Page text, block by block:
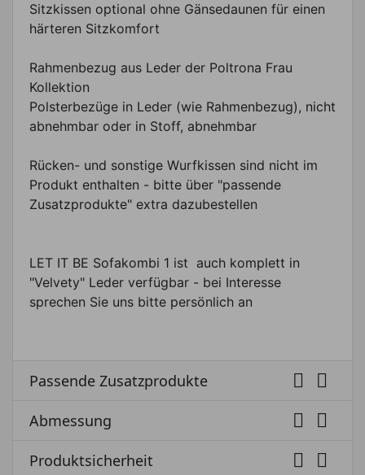
Sitzkissen optional ohne Gänsedaunen für einen
härteren Sitzkomfort
Rahmenbezug aus Leder der Poltrona Frau
Kollektion
Polsterbezüge in Leder (wie Rahmenbezug), nicht
abnehmbar oder in Stoff, abnehmbar
Rücken- und sonstige Wurfkissen sind nicht im
Produkt enthalten - bitte über "passende
Zusatzprodukte" extra dazubestellen
LET IT BE Sofakombi 1 ist auch komplett in
"Velvety" Leder verfügbar - bei Interesse
sprechen Sie uns bitte persönlich an
Passende Zusatzprodukte  
Abmessung  
Produktsicherheit  